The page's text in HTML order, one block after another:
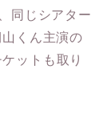
同じシアター
くん主演の
ットも取り